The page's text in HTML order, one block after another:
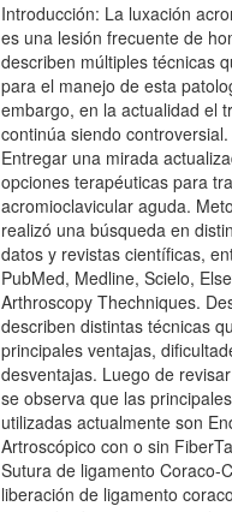
Introducción: La luxación
es una lesión frecuente de
describen múltiples técnicas
para el manejo de esta
embargo, en la actualidad el
continúa siendo
Entregar una mirada
opciones terapéuticas para
acromioclavicular aguda.
realizó una búsqueda en
datos y revistas científicas,
PubMed, Medline, Scielo,
Arthroscopy Thechniques.
describen distintas técnicas
principales ventajas,
desventajas. Luego de
se observa que las
utilizadas actualmente son
Artroscópico con o sin
Sutura de ligamento Coraco-
liberación de ligamento